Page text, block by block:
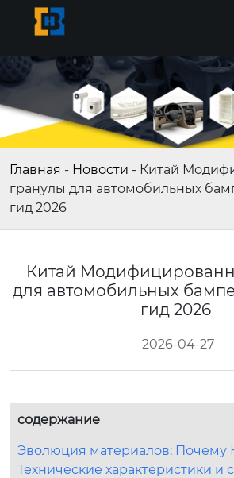
Главная - Новости - Китай
гранулы для автомобильных
гид 2026
Китай
для автомобильных
гид 2026
2026-04-27
содержание
Эволюция материалов: Почему
Технические характеристики и